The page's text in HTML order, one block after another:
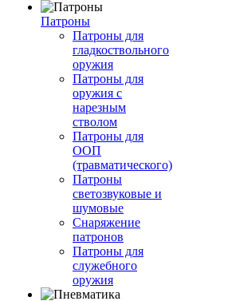
Патроны
Патроны для
гладкоствольного
оружия
Патроны для
оружия с
нарезным
стволом
Патроны для
ООП
(травматического)
Патроны
светозвуковые и
шумовые
Снаряжение
патронов
Патроны для
служебного
оружия